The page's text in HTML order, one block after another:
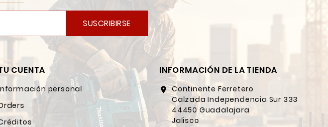
SUSCRIBIRSE
CUENTA
personal
INFORMACIÓN DE LA TIENDA
location_on Continente Ferretero
Calzada Independencia Sur 333
44450 Guadalajara
Jalisco